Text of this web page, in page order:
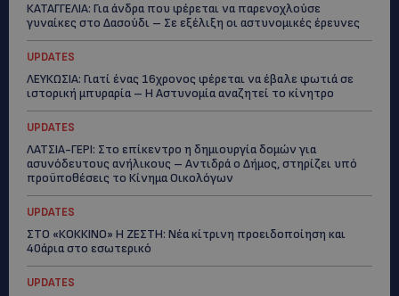
ΚΑΤΑΓΓΕΛΙΑ: Για άνδρα που φέρεται να παρενοχλούσε
γυναίκες στο Δασούδι – Σε εξέλιξη οι αστυνομικές έρευνες
UPDATES
ΛΕΥΚΩΣΙΑ: Γιατί ένας 16χρονος φέρεται να έβαλε φωτιά σε
ιστορική μπυραρία – Η Αστυνομία αναζητεί το κίνητρο
UPDATES
ΛΑΤΣΙΑ-ΓΕΡΙ: Στο επίκεντρο η δημιουργία δομών για
ασυνόδευτους ανήλικους – Αντιδρά ο Δήμος, στηρίζει υπό
προϋποθέσεις το Κίνημα Οικολόγων
UPDATES
ΣΤΟ «ΚΟΚΚΙΝΟ» Η ΖΕΣΤΗ: Νέα κίτρινη προειδοποίηση και
40άρια στο εσωτερικό
UPDATES